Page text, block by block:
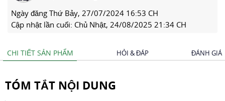
Ngày đăng Thứ Bảy, 27/07/2024 16:53 CH
Cập nhật lần cuối: Chủ Nhật, 24/08/2025 21:34 CH
CHI TIẾT SẢN PHẨM HỎI & ĐÁP ĐÁNH GIÁ
TÓM TẮT NỘI DUNG